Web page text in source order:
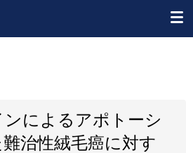
によるアポトーシ
治性絨毛癌に対す